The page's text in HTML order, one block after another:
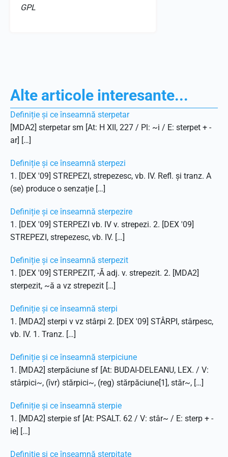
GPL
Alte articole interesante...
Definiție și ce înseamnă sterpetar
[MDA2] sterpetar sm [At: H XII, 227 / Pl: ~i / E: sterpet + -
ar] […]
Definiție și ce înseamnă sterpezi
1. [DEX '09] STREPEZI, strepezesc, vb. IV. Refl. și tranz. A
(se) produce o senzație […]
Definiție și ce înseamnă sterpezire
1. [DEX '09] STERPEZI vb. IV v. strepezi. 2. [DEX '09]
STREPEZI, strepezesc, vb. IV. […]
Definiție și ce înseamnă sterpezit
1. [DEX '09] STERPEZIT, -Ă adj. v. strepezit. 2. [MDA2]
sterpezit, ~ă a vz strepezit […]
Definiție și ce înseamnă sterpi
1. [MDA2] sterpi v vz stârpi 2. [DEX '09] STÂRPI, stârpesc,
vb. IV. 1. Tranz. […]
Definiție și ce înseamnă sterpiciune
1. [MDA2] sterpăciune sf [At: BUDAI-DELEANU, LEX. / V:
stârpici~, (îvr) stărpici~, (reg) stărpăciune[1], stăr~, […]
Definiție și ce înseamnă sterpie
1. [MDA2] sterpie sf [At: PSALT. 62 / V: stâr~ / E: sterp + -
ie] […]
Definiție și ce înseamnă sterpitate